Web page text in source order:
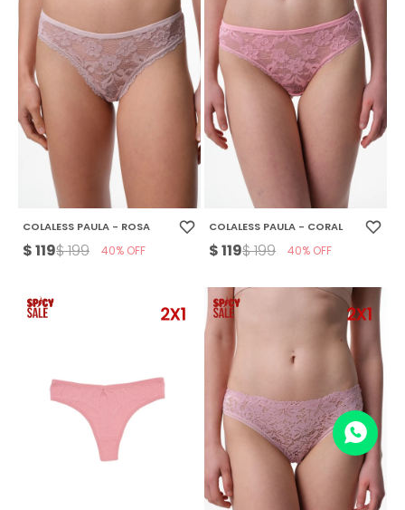
COLALESS PAULA - ROSA
$119$199 40
COLALESS PAULA - CORAL
$119$199 40